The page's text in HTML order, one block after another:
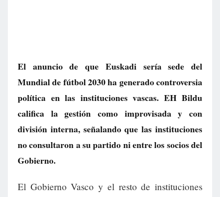
El anuncio de que Euskadi sería sede del
Mundial de fútbol 2030 ha generado controversia
política en las instituciones vascas. EH Bildu
califica la gestión como improvisada y con
división interna, señalando que las instituciones
no consultaron a su partido ni entre los socios del
Gobierno.
El Gobierno Vasco y el resto de instituciones